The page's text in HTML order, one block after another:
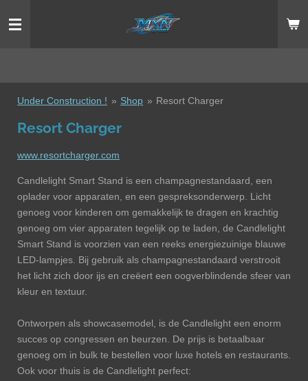
direct
Under Construction ! » Shop » Resort Charger
Resort Charger
www.resortcharger.com
Candlelight Smart Stand is een champagnestandaard, een
oplader voor apparaten, en een gespreksonderwerp. Licht
genoeg voor kinderen om gemakkelijk te dragen en krachtig
genoeg om vier apparaten tegelijk op te laden, de Candlelight
Smart Stand is voorzien van een reeks energiezuinige blauwe
LED-lampjes. Bij gebruik als champagnestandaard verstrooit
het licht zich door ijs en creëert een oogverblindende sfeer van
kleur en textuur.
Ontworpen als showcasemodel, is de Candlelight een enorm
succes op congressen en beurzen. De prijs is betaalbaar
genoeg om in bulk te bestellen voor luxe hotels en restaurants.
Ook voor thuis is de Candlelight perfect: